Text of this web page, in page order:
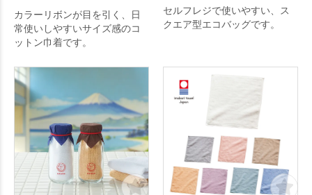
カラーリボンが目を引く、日
常使いしやすいサイズ感のコ
ットン巾着です。
セルフレジで使いやすい、ス
クエア型エコバッグです。